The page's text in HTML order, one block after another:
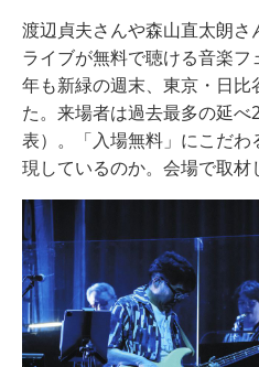
渡辺貞夫さんや森山直太朗
ライブが無料で聴ける音楽
年も新緑の週末、東京・日
た。来場者は過去最多の延
表）。「入場無料」にこだ
現しているのか。会場で取材